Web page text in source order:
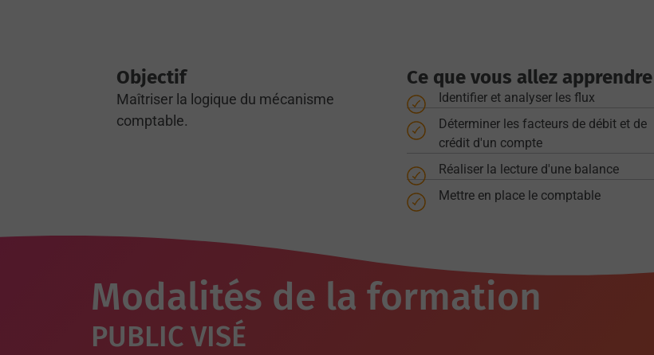
Objectif
Maîtriser la logique du mécanisme
comptable.
Ce que vous allez apprendre
Identifier et analyser les flux
Déterminer les facteurs de débit et de
crédit d'un compte
Réaliser la lecture d'une balance
Mettre en place le comptable
Modalités de la formation
PUBLIC VISÉ